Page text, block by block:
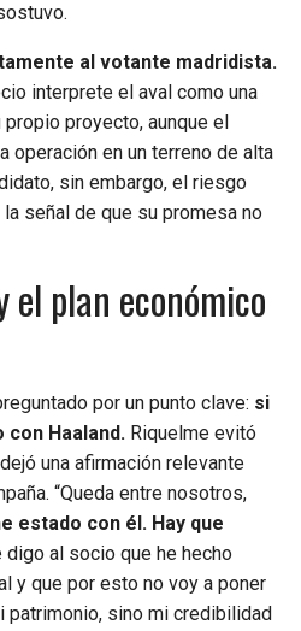
al votante madridista.
interprete el aval como una
proyecto, aunque el
operación en un terreno de alta
sin embargo, el riesgo
señal de que su promesa no
el plan económico
por un punto clave: si
Haaland. Riquelme evitó
una afirmación relevante
“Queda entre nosotros,
estado con él. Hay que
digo al socio que he hecho
y que por esto no voy a poner
sino mi credibilidad